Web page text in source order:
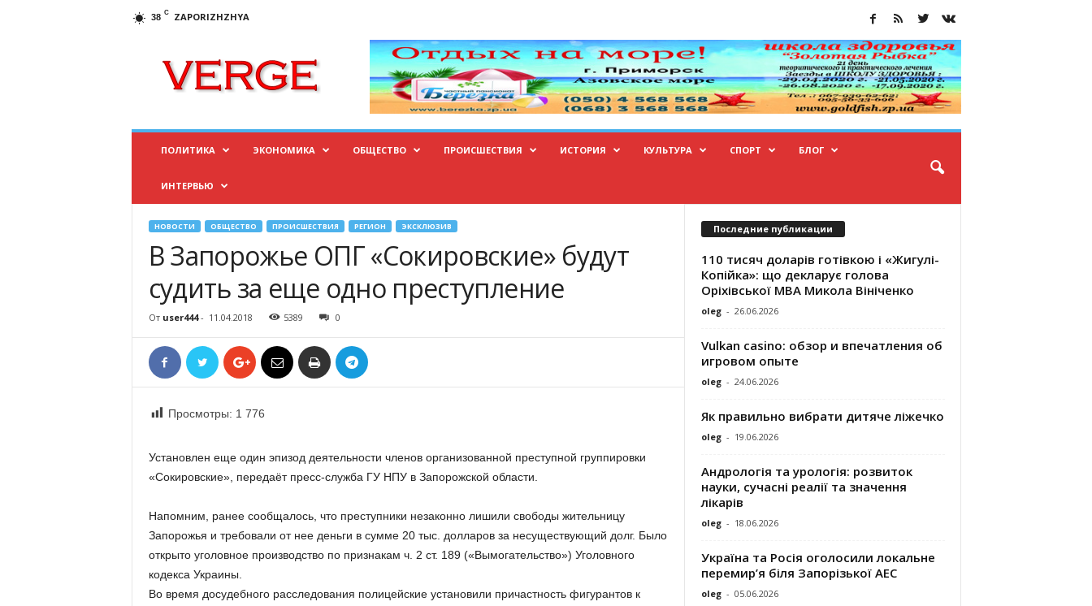
38 C
ZAPORIZHZHYA
ПОЛИТИКА ЭКОНОМИКА ОБЩЕСТВО ПРОИСШЕСТВИЯ ИСТОРИЯ КУЛЬТУРА СПОРТ БЛОГ
ИНТЕРВЬЮ
НОВОСТИ ОБЩЕСТВО ПРОИСШЕСТВИЯ РЕГИОН ЭКСКЛЮЗИВ
В Запорожье ОПГ «Сокировские» будут
судить за еще одно преступление
От user444- 11.04.2018 5389 0
Просмотры: 1 776
Установлен еще один эпизод деятельности членов организованной преступной группировки
«Сокировские», передаёт пресс-служба ГУ НПУ в Запорожской области.
Напомним, ранее сообщалось, что преступники незаконно лишили свободы жительницу
Запорожья и требовали от нее деньги в сумме 20 тыс. долларов за несуществующий долг. Было
открыто уголовное производство по признакам ч. 2 ст. 189 («Вымогательство») Уголовного
кодекса Украины.
Во время досудебного расследования полицейские установили причастность фигурантов к
Последние публикации
110 тисяч доларів готівкою і «Жигулі-
Копійка»: що декларує голова
Оріхівської МВА Микола Вініченко
oleg - 26.06.2026
Vulkan casino: обзор и впечатления об
игровом опыте
oleg - 24.06.2026
Як правильно вибрати дитяче ліжечко
oleg - 19.06.2026
Андрологія та урологія: розвиток
науки, сучасні реалії та значення
лікарів
oleg - 18.06.2026
Україна та Росія оголосили локальне
перемир’я біля Запорізької АЕС
oleg - 05.06.2026